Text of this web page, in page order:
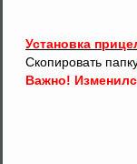
Установка
Скопировать
Важно!